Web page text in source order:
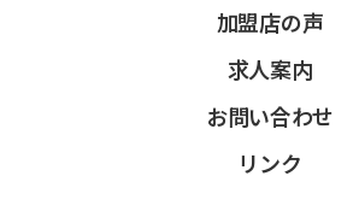
加盟店の声
求人案内
お問い合わせ
リンク